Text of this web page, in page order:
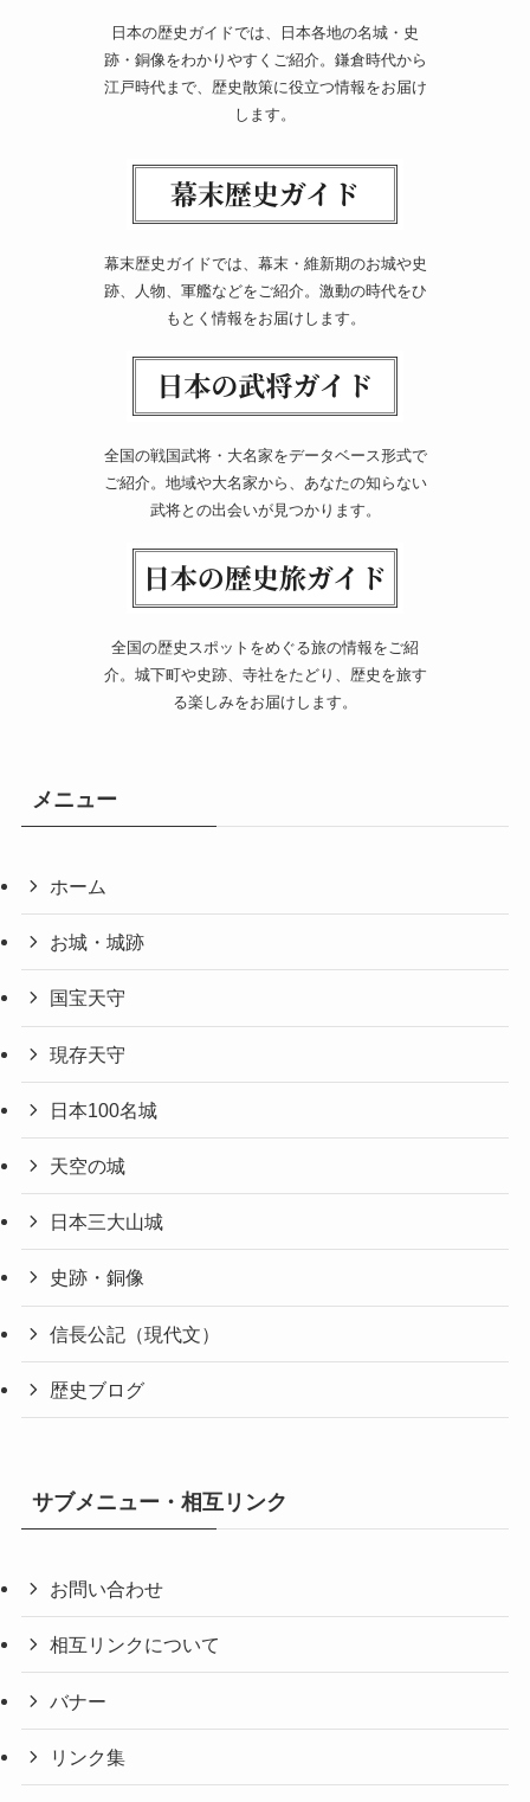
日本の歴史ガイドでは、日本各地の名城・史
跡・銅像をわかりやすくご紹介。鎌倉時代から
江戸時代まで、歴史散策に役立つ情報をお届け
します。
幕末歴史ガイドでは、幕末・維新期のお城や史
跡、人物、軍艦などをご紹介。激動の時代をひ
もとく情報をお届けします。
全国の戦国武将・大名家をデータベース形式で
ご紹介。地域や大名家から、あなたの知らない
武将との出会いが見つかります。
全国の歴史スポットをめぐる旅の情報をご紹
介。城下町や史跡、寺社をたどり、歴史を旅す
る楽しみをお届けします。
メニュー
ホーム
お城・城跡
国宝天守
現存天守
日本100名城
天空の城
日本三大山城
史跡・銅像
信長公記（現代文）
歴史ブログ
サブメニュー・相互リンク
お問い合わせ
相互リンクについて
バナー
リンク集